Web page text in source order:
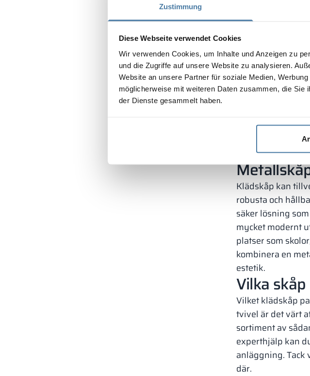
Zustimmung
Diese Webseite verwendet Cookies
Wir verwenden Cookies, um Inhalte und Anzeigen zu
und die Zugriffe auf unsere Website zu analysieren.
Website an unsere Partner für soziale Medien,
möglicherweise mit weiteren Daten zusammen, die
der Dienste gesammelt haben.
HPL-skåp
HPL-skåp är
enkelt kan
hotell är det värt
man förvarar
Det är också värt
klädskåp är
används
och
skivan, som är
utmärkt även i
Klädskåp kan
robusta och
säker lösning
mycket modernt
platser som
kombinera en
estetik.
Vilka
Vilket klädskåp
tvivel är det värt
sortiment av
experthjälp kan
anläggning. Tack
där.